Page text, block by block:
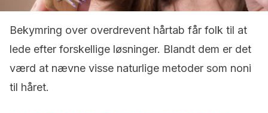
Bekymring over overdrevent hårtab får folk til at
lede efter forskellige løsninger. Blandt dem er det
værd at nævne visse naturlige metoder som noni
til håret.